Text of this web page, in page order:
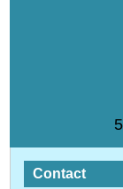
Contact